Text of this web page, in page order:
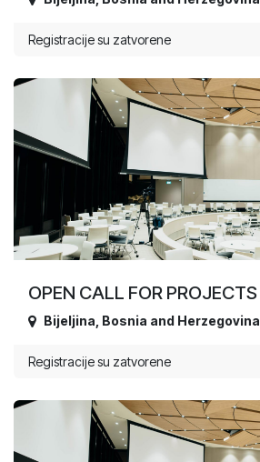
Registracije su zatvorene
OPEN CALL FOR PROJECTS
Bijeljina Bosnia and Herzegovina
Registracije su zatvorene